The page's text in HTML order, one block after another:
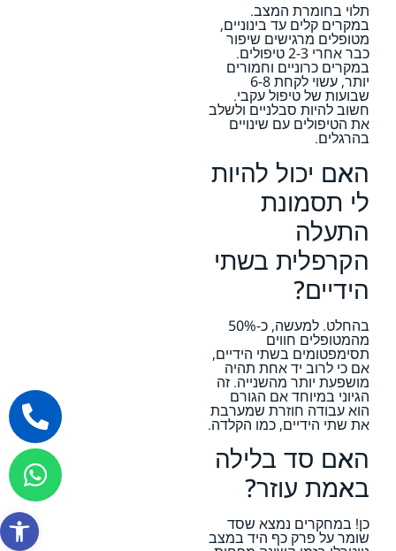
פתח
תלוי בחומרת המצב.
במקרים קלים עד בינוניים,
מטופלים מרגישים שיפור
כבר אחרי 2-3 טיפולים.
במקרים כרוניים וחמורים
יותר, עשוי לקחת 6-8
שבועות של טיפול עקבי.
חשוב להיות סבלניים ולשלב
את הטיפולים עם שינויים
בהרגלים.
האם יכול להיות
לי תסמונת
התעלה
הקרפלית בשתי
הידיים?
בהחלט. למעשה, כ-50%
מהמטופלים חווים
תסימפטומים בשתי הידיים,
אם כי לרוב יד אחת תהיה
מושפעת יותר מהשנייה. זה
הגיוני במיוחד אם הגורם
הוא עבודה חוזרת שמערבת
את שתי הידיים, כמו הקלדה.
האם סד בלילה
באמת עוזר?
כן! במחקרים נמצא שסד
שומר על פרק כף היד במצב